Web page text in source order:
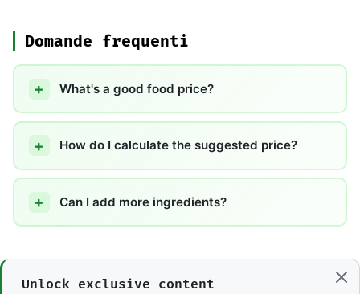
Domande frequenti
What's a good food price?
How do I calculate the suggested price?
Can I add more ingredients?
Unlock exclusive content